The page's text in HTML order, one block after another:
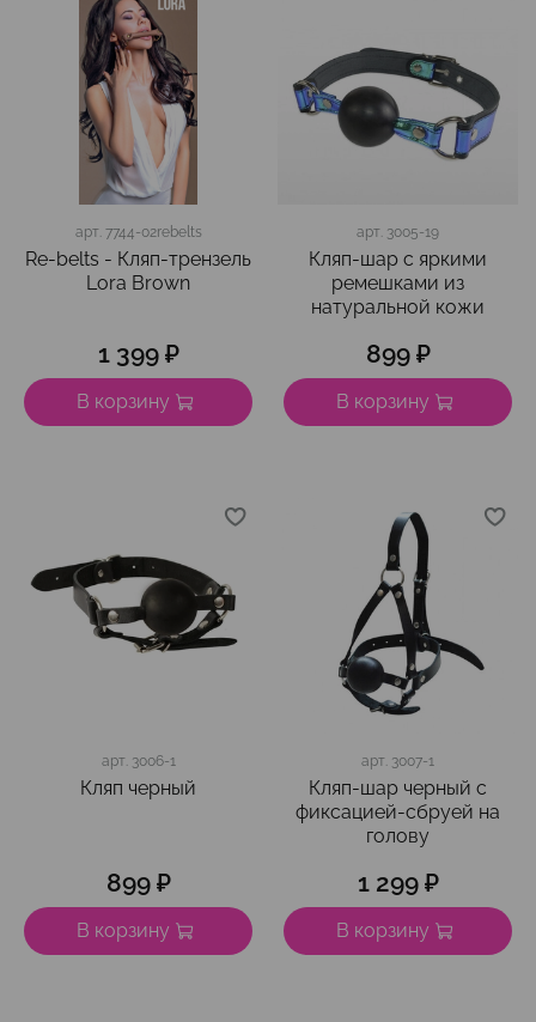
арт. 7744-02rebelts
Re-belts - Кляп-трензель
Lora Brown
1 399 ₽
В корзину
арт. 3005-19
Кляп-шар с яркими
ремешками из
натуральной кожи
899 ₽
В корзину
арт. 3006-1
Кляп черный
899 ₽
В корзину
арт. 3007-1
Кляп-шар черный с
фиксацией-сбруей на
голову
1 299 ₽
В корзину